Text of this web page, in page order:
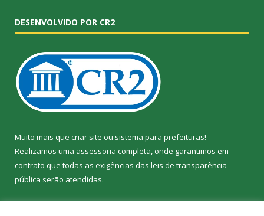
DESENVOLVIDO POR CR2
Muito mais que criar site ou sistema para prefeituras!
Realizamos uma assessoria completa, onde garantimos em
contrato que todas as exigências das leis de transparência
pública serão atendidas.